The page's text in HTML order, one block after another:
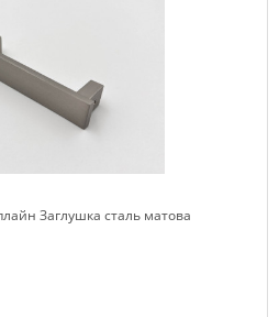
Заглушка сталь матова